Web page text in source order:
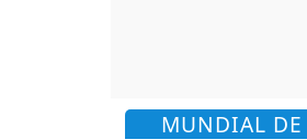
MUNDIAL DE